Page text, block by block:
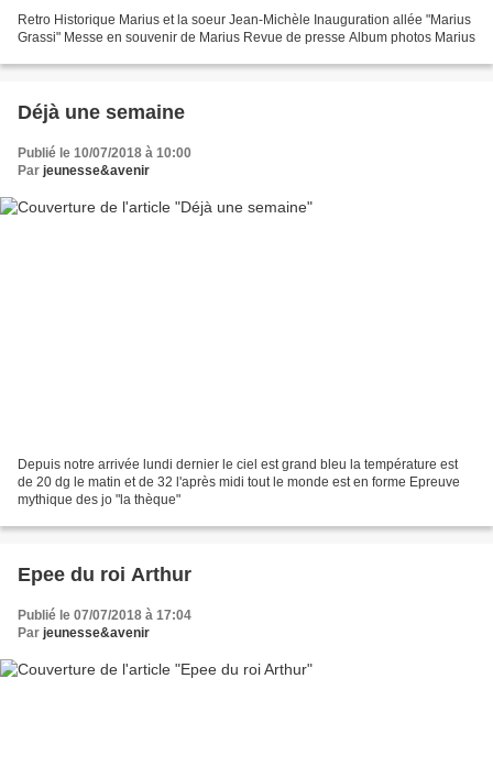
Retro Historique Marius et la soeur Jean-Michèle Inauguration allée "Marius
Grassi" Messe en souvenir de Marius Revue de presse Album photos Marius
Déjà une semaine
Publié le 10/07/2018 à 10:00
Par jeunesse&avenir
Depuis notre arrivée lundi dernier le ciel est grand bleu la température est
de 20 dg le matin et de 32 l'après midi tout le monde est en forme Epreuve
mythique des jo "la thèque"
Epee du roi Arthur
Publié le 07/07/2018 à 17:04
Par jeunesse&avenir